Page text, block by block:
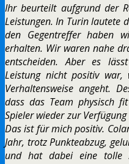
Ihr beurteilt aufgrund der
Leistungen. In Turin lautete
den Gegentreffer haben
erhalten. Wir waren nahe
entscheiden. Aber es
Leistung nicht positiv war,
Verhaltensweise angeht.
dass das Team physisch
Spieler wieder zur
Das ist für mich positiv.
Jahr, trotz Punkteabzug,
und hat dabei eine tolle